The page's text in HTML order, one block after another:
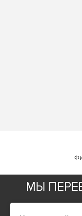
МЫ
ИНФОРМАЦИЯ
О компании